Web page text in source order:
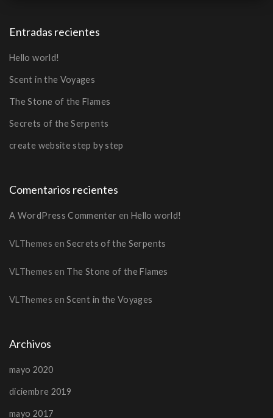
Entradas recientes
Hello world!
Scent in the Voyages
The Stone of the Flames
Secrets of the Serpents
create website step by step
Comentarios recientes
A WordPress Commenter enHello world!
VLThemes enSecrets of the Serpents
VLThemes en The Stone of the Flames
VLThemes enScent in the Voyages
Archivos
mayo 2020
diciembre 2019
mayo 2017